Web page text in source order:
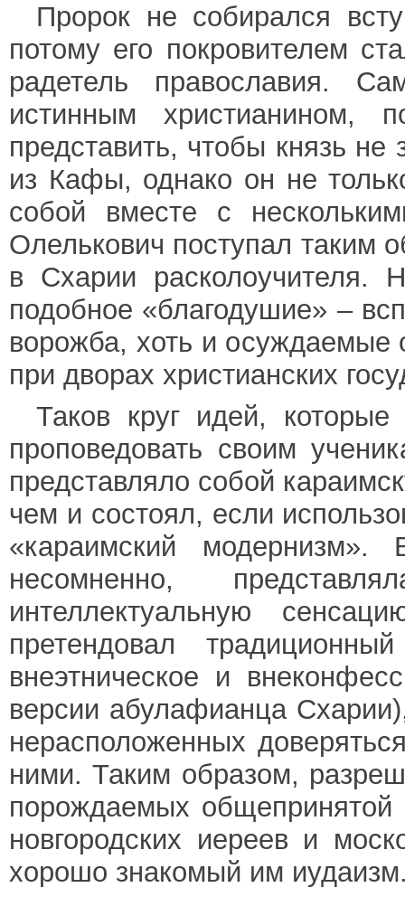
Пророк не собирался
потому его покровителем
радетель православия.
истинным христианином,
представить, чтобы князь
из Кафы, однако он не
собой вместе с
Олелькович поступал таким
в Схарии расколоучителя.
подобное «благодушие» –
ворожба, хоть и осуждаемые
при дворах христианских
Таков круг идей,
проповедовать своим
представляло собой
чем и состоял, если
«караимский
несомненно,
интеллектуальную
претендовал
внеэтническое и
версии абулафианца
нерасположенных
ними. Таким образом,
порождаемых общепринятой
новгородских иереев и
хорошо знакомый им